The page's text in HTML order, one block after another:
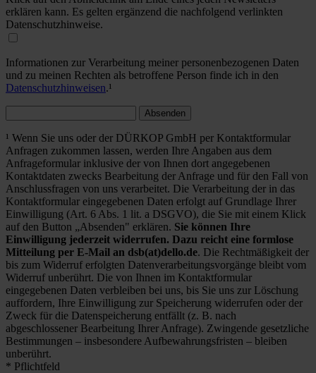
erklären kann. Es gelten ergänzend die nachfolgend verlinkten
Datenschutzhinweise.
Informationen zur Verarbeitung meiner personenbezogenen Daten
und zu meinen Rechten als betroffene Person finde ich in den
Datenschutzhinweisen.¹
Absenden
¹ Wenn Sie uns oder der DÜRKOP GmbH per Kontaktformular
Anfragen zukommen lassen, werden Ihre Angaben aus dem
Anfrageformular inklusive der von Ihnen dort angegebenen
Kontaktdaten zwecks Bearbeitung der Anfrage und für den Fall von
Anschlussfragen von uns verarbeitet. Die Verarbeitung der in das
Kontaktformular eingegebenen Daten erfolgt auf Grundlage Ihrer
Einwilligung (Art. 6 Abs. 1 lit. a DSGVO), die Sie mit einem Klick
auf den Button „Absenden" erklären. Sie können Ihre
Einwilligung jederzeit widerrufen. Dazu reicht eine formlose
Mitteilung per E-Mail an dsb(at)dello.de. Die Rechtmäßigkeit der
bis zum Widerruf erfolgten Datenverarbeitungsvorgänge bleibt vom
Widerruf unberührt. Die von Ihnen im Kontaktformular
eingegebenen Daten verbleiben bei uns, bis Sie uns zur Löschung
auffordern, Ihre Einwilligung zur Speicherung widerrufen oder der
Zweck für die Datenspeicherung entfällt (z. B. nach
abgeschlossener Bearbeitung Ihrer Anfrage). Zwingende gesetzliche
Bestimmungen – insbesondere Aufbewahrungsfristen – bleiben
unberührt.
* Pflichtfeld